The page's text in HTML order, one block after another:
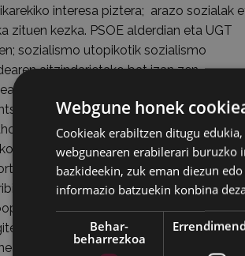
interesa piztera; arazo sozialak
zituen kezka. PSOE alderdian eta UGT
sozialismo utopikotik sozialismo
aitzindarietako bat izan zen.
eraikitzeko orduan sendo hartu zuen
eta industria-kooperatibak
funtsezkoak izan ziren, 1920an,
industrial modernoa
alegia. Behargin
Etxebarriari hango gerentea izan
laster igaro zen pistolak
Bigarren Errepublikan eta gerratean
gerra amaitzerakoan, erbestera joan
Webgune honek
Cookieak erabiltzen ditugu
webgunearen erabilerari buruzko
bazkideekin, zuk eman diezun
informazio batzuekin konbina
Behar-
beharrezkoa